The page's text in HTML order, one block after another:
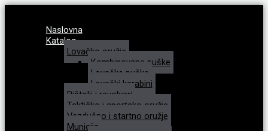
Naslovna
Katalog
Lovačko oružje
Kombinovane puške
Lovačke puške
Lovački karabini
Pištolji i revolveri
Taktičko i sportsko oružje
Vazdušno i startno oružje
Municija